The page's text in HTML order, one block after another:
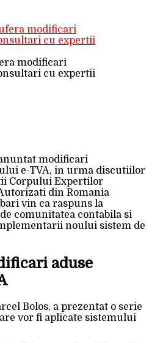
modificari
cu expertii
modificari
e-TVA, in urma discutiilor
Corpului Expertilor
din Romania
vin ca raspuns la
comunitatea contabila si
noului sistem de
aduse
Bolos, a prezentat o serie
vor fi aplicate sistemului